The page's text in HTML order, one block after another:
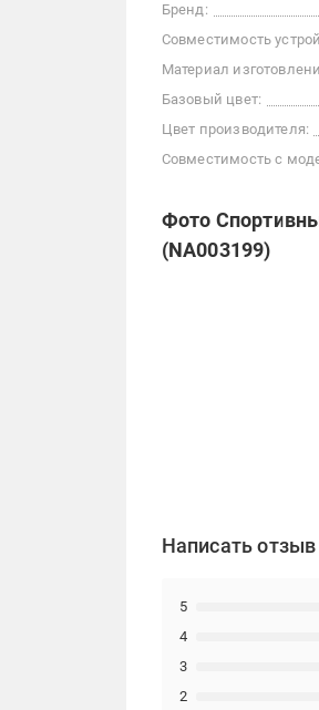
Бренд:
Совместимость
Материал
Базовый цвет:
Цвет производителя:
Совместимость с
Фото
(NA003199)
Написать отзыв
2
3
4
5